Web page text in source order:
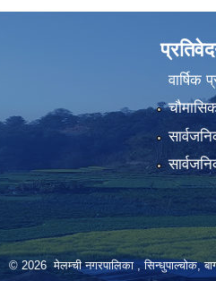
वार्षिक
© 2026 मेलम्ची नगरपालिका , सिन्धुपाल्चोक,